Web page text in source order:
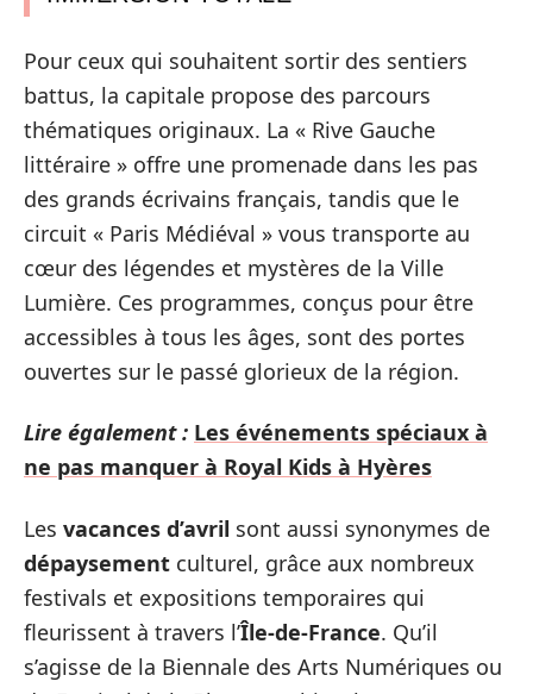
Pour ceux qui souhaitent sortir des sentiers
battus, la capitale propose des parcours
thématiques originaux. La « Rive Gauche
littéraire » offre une promenade dans les pas
des grands écrivains français, tandis que le
circuit « Paris Médiéval » vous transporte au
cœur des légendes et mystères de la Ville
Lumière. Ces programmes, conçus pour être
accessibles à tous les âges, sont des portes
ouvertes sur le passé glorieux de la région.
Lire également : Les événements spéciaux à
ne pas manquer à Royal Kids à Hyères
Les vacances d’avril sont aussi synonymes de
dépaysement culturel, grâce aux nombreux
festivals et expositions temporaires qui
fleurissent à travers l’Île-de-France. Qu’il
s’agisse de la Biennale des Arts Numériques ou